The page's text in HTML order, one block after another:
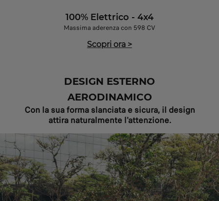
100% Elettrico - 4x4
Massima aderenza con 598 CV
Scopri ora >
DESIGN ESTERNO
AERODINAMICO
Con la sua forma slanciata e sicura, il design
attira naturalmente l'attenzione.